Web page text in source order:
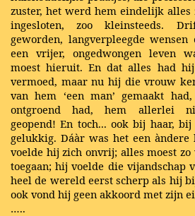
zuster, het werd hem eindelijk alles
ingesloten, zoo kleinsteeds.
geworden, langverpleegde
een vrijer, ongedwongen leven
moest hieruit. En dat alles had
vermoed, maar nu hij die vrouw
van hem ‘een man’ gemaakt
ontgroend had, hem allerlei
geopend! En toch... ook bij haar,
gelukkig. Dáàr was het een
voelde hij zich onvrij; alles moest zo
toegaan; hij voelde die vijandschap
heel de wereld eerst scherp als hij
ook vond hij geen akkoord met zijn
…..